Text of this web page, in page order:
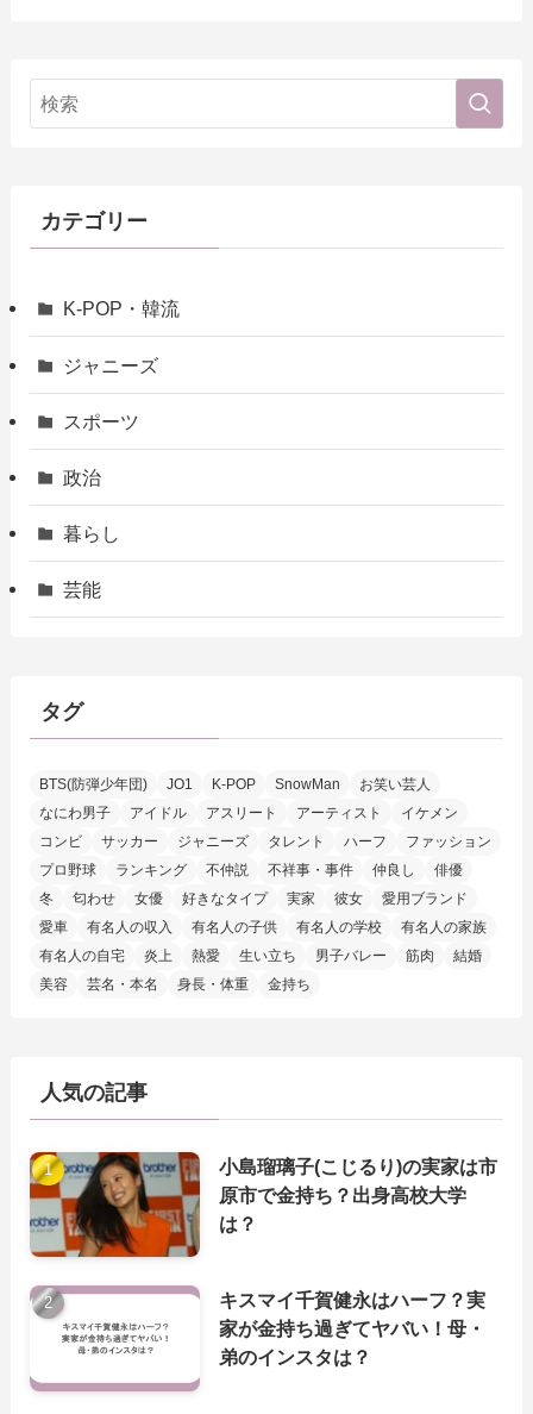
カテゴリー
K-POP・韓流
ジャニーズ
スポーツ
政治
暮らし
芸能
タグ
BTS(防弾少年団) JO1 K-POP SnowMan
お笑い芸人
なにわ男子
アイドル アスリート アーティスト
イケメン
コンビ
サッカー ジャニーズ タレント ハーフ
ファッション
プロ野球
ランキング 不仲説 不祥事・事件 仲良し
俳優
冬
匂わせ 女優 好きなタイプ 実家 彼女
愛用ブランド
愛車
有名人の収入 有名人の子供 有名人の学校
有名人の家族
有名人の自宅
炎上 熱愛 生い立ち 男子バレー 筋肉
結婚
美容
芸名・本名 身長・体重 金持ち
人気の記事
小島瑠璃子(こじるり)の実家は市
原市で金持ち？出身高校大学
は？
キスマイ千賀健永はハーフ？実
家が金持ち過ぎてヤバい！母・
弟のインスタは？